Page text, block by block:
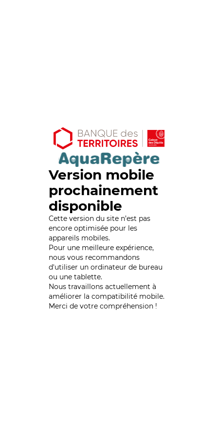
Version mobile
prochainement
disponible
Cette version du site n’est pas
encore optimisée pour les
appareils mobiles.
Pour une meilleure expérience,
nous vous recommandons
d'utiliser un ordinateur de bureau
ou une tablette.
Nous travaillons actuellement à
améliorer la compatibilité mobile.
Merci de votre compréhension !